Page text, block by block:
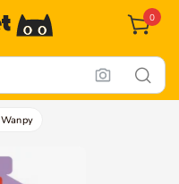
0
Wanpy